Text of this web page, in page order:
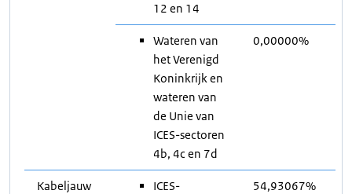
12 en 14
Wateren van
het Verenigd
Koninkrijk en
wateren van
de Unie van
ICES-sectoren
4b, 4c en 7d
0,00000%
Kabeljauw
ICES-
54,93067%